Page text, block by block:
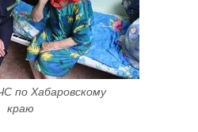
по Хабаровскому
краю